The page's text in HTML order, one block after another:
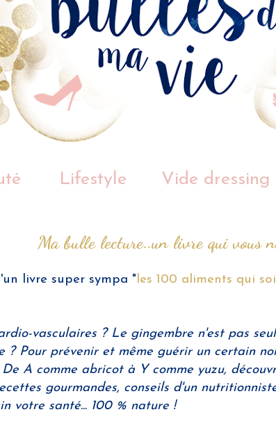
Lifestyle Vide dressing
Ma bulle lecture..un livre qui vous
livre super sympa "les 100 aliments qui
vasculaires ? Le gingembre n'est pas
Pour prévenir et même guérir un certain
A comme abricot à Y comme yuzu,
gourmandes, conseils d'un
votre santé... 100 % nature !